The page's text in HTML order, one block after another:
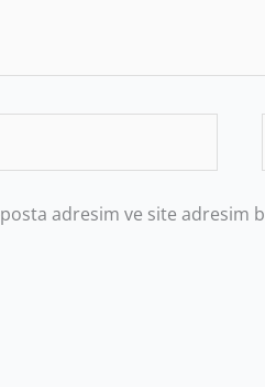
adresim ve site adresim